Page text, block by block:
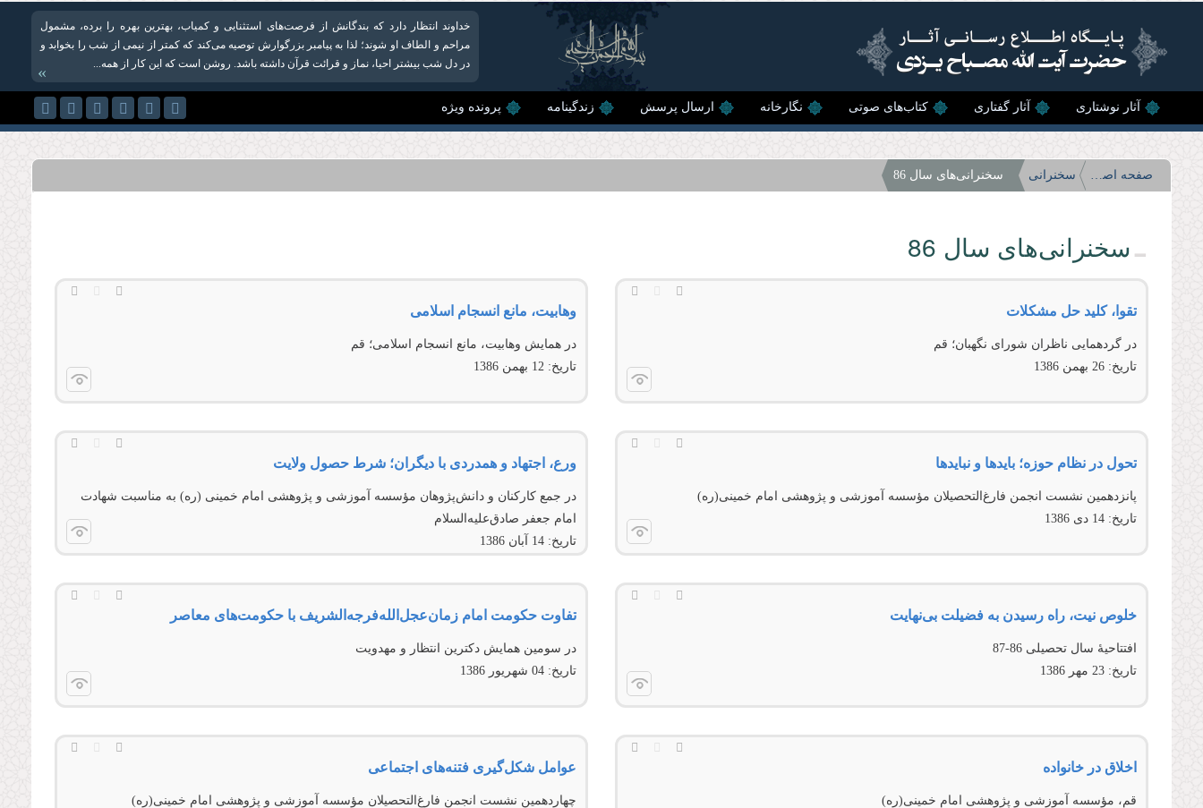
خداوند انتظار دارد که بندگانش از فرصت‌های استثنایی و کمیاب، بهترین بهره را برده، مشمول
مراحم و الطاف او شوند؛ لذا به پیامبر بزرگوارش توصیه می‌کند که کمتر از نیمی از شب را بخوابد و
در دل شب بیشتر احیا، نماز و قرائت قرآن داشته باشد. روشن است که این کار از همه...
»
آثار نوشتاری آثار گفتاری کتاب‌های صوتی نگارخانه ارسال پرسش زندگینامه پرونده ویژه
صفحه اصلی سخنرانی سخنرانی‌های سال 86
سخنرانی‌های سال 86
تقوا، كلید حل مشكلات
در گردهمايی ناظران شورای نگهبان؛ قم
تاریخ: 26 بهمن 1386
وهابیت، مانع انسجام اسلامی
در همايش وهابيت، مانع انسجام اسلامی؛ قم
تاریخ: 12 بهمن 1386
تحول در نظام حوزه؛ بایدها و نبایدها
پانزدهمين نشست انجمن فارغ‌التحصيلان مؤسسه آموزشی و پژوهشی امام خمینی(ره)
تاریخ: 14 دى 1386
ورع، اجتهاد و همدردی با دیگران؛ شرط حصول ولایت
در جمع کارکنان و دانش‌پژوهان مؤسسه آموزشى و پژوهشى امام خمینى (ره) به مناسبت شهادت
امام جعفر صادق‌علیه‌السلام
تاریخ: 14 آبان 1386
خلوص نیت، راه رسیدن به فضیلت بی‌نهایت
افتتاحيۀ سال تحصيلى 86-87
تاریخ: 23 مهر 1386
تفاوت حکومت امام زمان‌عجل‌‌الله‌‌فرجه‌‌الشریف با حکومت‌های معاصر
در سومین همایش دکترین انتظار و مهدویت
تاریخ: 04 شهريور 1386
اخلاق در خانواده
قم، مؤسسه آموزشی و پژوهشی امام خمينی(ره)
عوامل شکل‌‌گیری فتنه‌‌های اجتماعی
چهاردهمین نشست انجمن فارغ‌التحصيلان مؤسسه آموزشی و پژوهشی امام خمینی(ره)